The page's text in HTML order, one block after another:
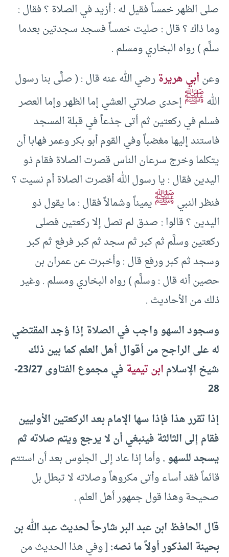
صلى الظهر خمساً فقيل له : أزيد في الصلاة ؟ فقال :
وما ذاك ؟ قال : صليت خمساً فسجد سجدتين بعدما
سلَّم ) رواه البخاري ومسلم .
وعنأبي هريرةرضي الله عنه قال : ( صلَّى بنا رسول
اللهﷺإحدى صلاتي العشي إما الظهر وإما العصر
فسلم في ركعتين ثم أتى جذعاً في قبلة المسجد
فاستند إليها مغضباً وفي القوم أبو بكر وعمر فهابا أن
يتكلما وخرج سرعان الناس قصرت الصلاة فقام ذو
اليدين فقال : يا رسول الله أقصرت الصلاة أم نسيت ؟
فنظر النبيﷺيميناً وشمالاً فقال : ما يقول ذو
اليدين ؟ قالوا : صدق لم تصل إلا ركعتين فصلى
ركعتين وسلَّم ثم كبر ثم سجد ثم كبر فرفع ثم كبر
وسجد ثم كبر ورفع قال : وأخبرت عن عمران بن
حصين أنه قال : وسلَّم ) رواه البخاري ومسلم . وغير
ذلك من الأحاديث .
وسجود السهو واجب في الصلاة إذا وُجد المقتضي
له على الراجح من أقوال أهل العلم كما بين ذلك
شيخ الإسلامابن تيمية
في مجموع الفتاوى 23/27-
28
إذا تقرر هذا فإذا سها الإمام بعد الركعتين الأوليين
فقام إلى الثالثة فينبغي أن لا يرجع ويتم صلاته ثم
يسجد للسهو .وأما إذا عاد إلى الجلوس بعد أن استتم
قائماً فقد أساء وأتى مكروهاً وصلاته لا تبطل بل
صحيحة وهذا قول جمهور أهل العلم .
قال الحافظ ابن عبد البر شارحاً لحديث عبد الله بن
بحينة المذكور أولاً ما نصه:[ وفي هذا الحديث من